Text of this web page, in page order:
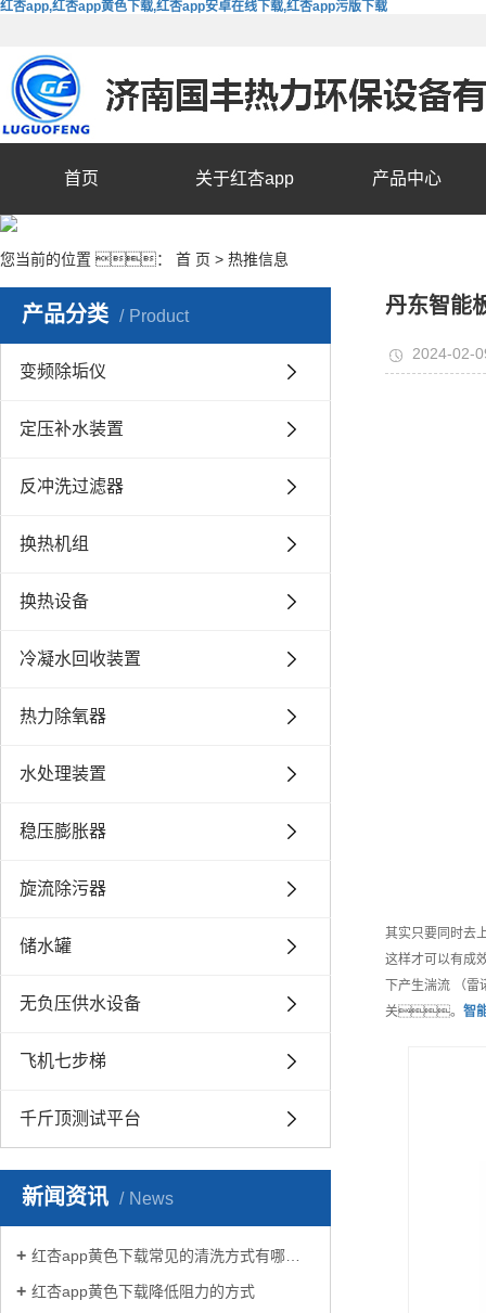
红杏app,红杏app黄色下载,红杏app安卓在线下载,红杏app污版下载
首页 关于红杏app 产品中心
您当前的位置 ： 首 页 > 热推信息
产品分类 Product
变频除垢仪
定压补水装置
反冲洗过滤器
换热机组
换热设备
冷凝水回收装置
热力除氧器
水处理装置
稳压膨胀器
旋流除污器
储水罐
无负压供水设备
飞机七步梯
千斤顶测试平台
新闻资讯 News
红杏app黄色下载常见的清洗方式有哪些？
红杏app黄色下载降低阻力的方式
丹东智能
2024-02-
其实只要同时
这样才可以有
下产生湍流 （
关。 智